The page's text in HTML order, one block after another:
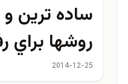
ساده ترين و
روشها براي
خوابي و بد
2014-12-25